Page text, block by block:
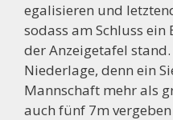
egalisieren und
sodass am Schluss
der Anzeigetafel
Niederlage, denn ein
Mannschaft mehr als
auch fünf 7m